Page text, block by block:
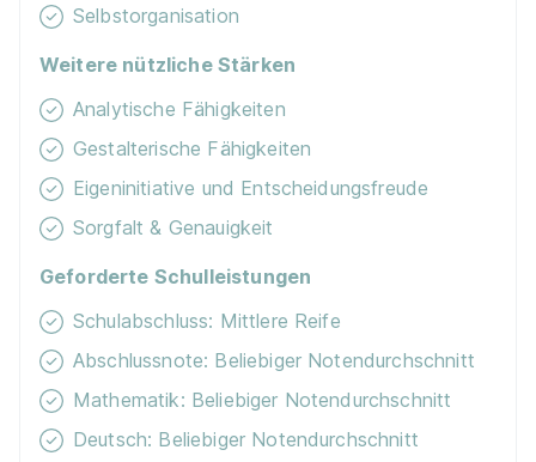
Spieleentwickler/in: Games Programming
Diploma
SAE Institute GmbH
15.03.2027
Mehrere Standorte
Spieledesigner/in: Game Art & 3D Animation
Selbstorganisation
Weitere nützliche Stärken
Analytische Fähigkeiten
Gestalterische Fähigkeiten
Eigeninitiative und Entscheidungsfreude
Sorgfalt & Genauigkeit
Geforderte Schulleistungen
Schulabschluss: Mittlere Reife
Abschlussnote: Beliebiger Notendurchschnitt
Mathematik: Beliebiger Notendurchschnitt
Deutsch: Beliebiger Notendurchschnitt